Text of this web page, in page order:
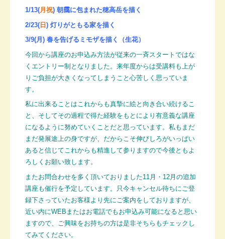
1/13(月祝) 朝靄に包まれた穂高岳を描く
2/23(日) 灯りがともる家を描く
3/9(月) 春を告げるミモザを描く（生花）
今回から講座のお申込み方法が従来の一斉スタートではな
くエントリー制となりました。来年度からは受講料も上が
りご負担が大きくなってしまうこと心苦しく思っていま
す。
私に出来ることはこれからも真摯に絵と向き合い続けるこ
と、そしてその過程で得た経験をもとにより有意義な講座
になるように努めていくことだと思っています。私もまだ
まだ発展途上の身ですが、だからこそ伸びしろがいっぱい
あると信じてこれからも精進して参りますので今後ともよ
ろしくお願い致します。
またお問合わせを多く頂いておりました11月・12月の追加
講座も催行を予定しています。只今キャンセル待ちにご登
録下さっていたお客様より先にご案内をしておりますが、
近い内にWEBまたはお電話でもお申込み可能になると思い
ますので、ご興味をお持ちの方は是非そちらもチェックし
てみてください。